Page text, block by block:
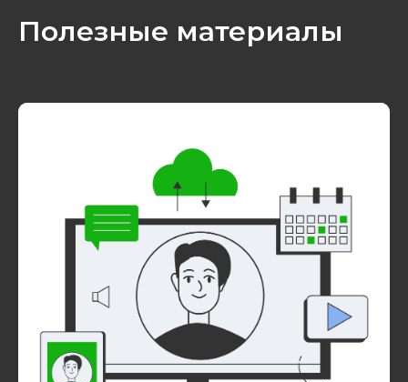
Полезные материалы